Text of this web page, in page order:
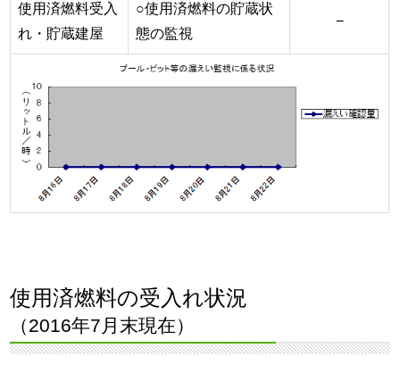
使用済燃料受入
れ・貯蔵建屋
○使用済燃料の貯蔵状
態の監視
−
使用済燃料の受入れ状況
（2016年7月末現在）